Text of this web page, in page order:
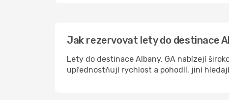
Jak rezervovat lety do destinace
Lety do destinace Albany, GA nabízejí
upřednostňují rychlost a pohodlí, jiní